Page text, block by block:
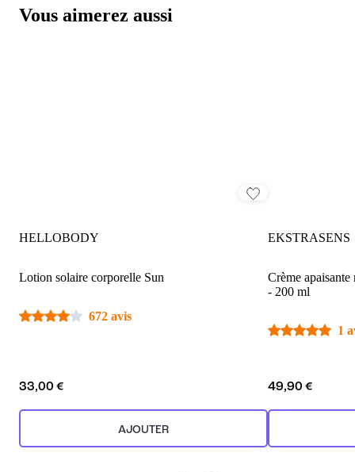
Vous aimerez aussi
HELLOBODY
Lotion solaire corporelle Sun
672 avis
33,00 €
AJOUTER
EKSTRASENS
Crème
- 200 ml
1
49,90 €